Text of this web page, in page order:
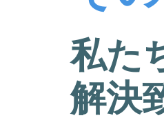
私た
解決